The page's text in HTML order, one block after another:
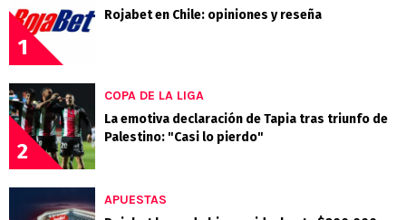
1
Rojabet en Chile: opiniones y reseña
2
COPA DE LA LIGA
La emotiva declaración de Tapia tras triunfo de
Palestino: "Casi lo pierdo"
APUESTAS